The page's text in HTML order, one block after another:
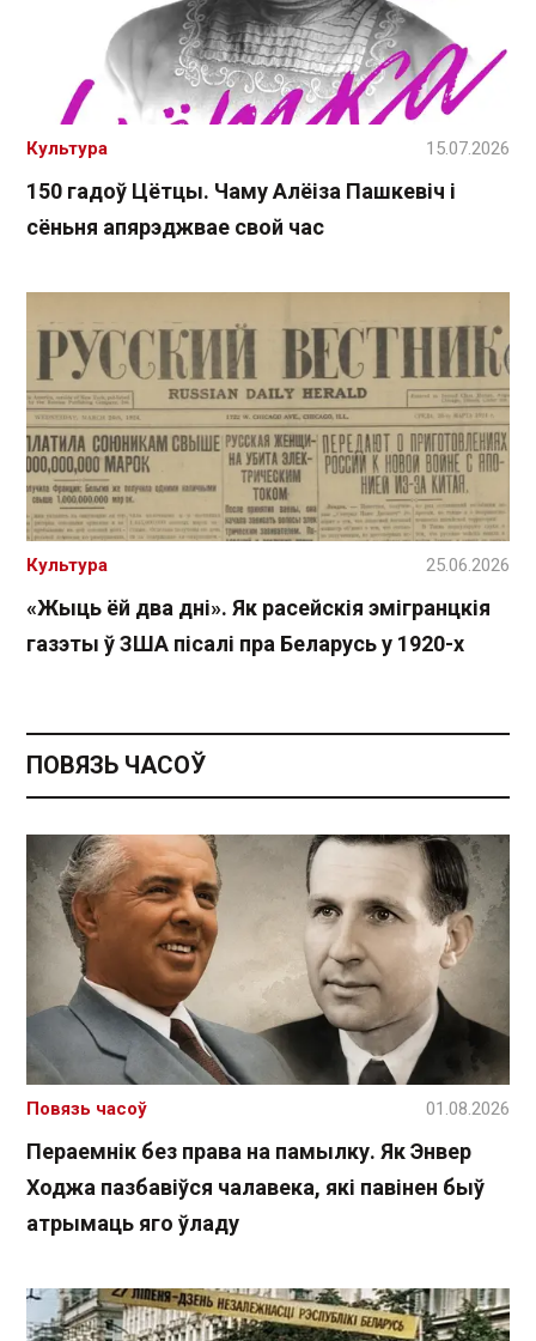
150 гадоў Цётцы. Чаму Алёіза Пашкевіч і
сёньня апярэджвае свой час
Культура 15.07.2026
«Жыць ёй два дні». Як расейскія эмігранцкія
газэты ў ЗША пісалі пра Беларусь у 1920-х
Культура 25.06.2026
ПОВЯЗЬ ЧАСОЎ
Пераемнік без права на памылку. Як Энвер
Ходжа пазбавіўся чалавека, які павінен быў
атрымаць яго ўладу
Повязь часоў 01.08.2026